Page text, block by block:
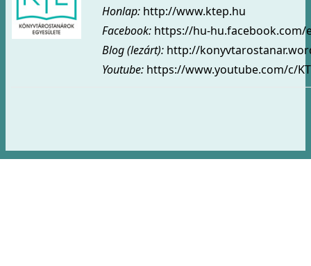
Honlap: http://www.ktep.hu
Facebook: https://hu-
Blog (lezárt): http://
Youtube: https://www.youtube.com/c/